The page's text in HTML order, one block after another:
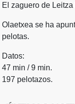
El zaguero de
Olaetxea se ha
pelotas.
Datos:
47 min / 9 min.
197 pelotazos.